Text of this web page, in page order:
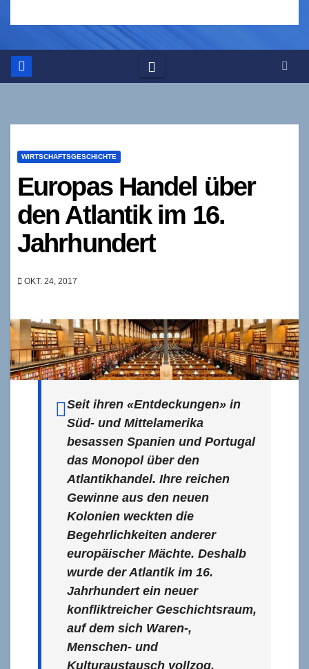
WIRTSCHAFTSGESCHICHTE
Europas Handel über
den Atlantik im 16.
Jahrhundert
OKT. 24, 2017
Seit ihren «Entdeckungen» in
Süd- und Mittelamerika
besassen Spanien und Portugal
das Monopol über den
Atlantikhandel. Ihre reichen
Gewinne aus den neuen
Kolonien weckten die
Begehrlichkeiten anderer
europäischer Mächte. Deshalb
wurde der Atlantik im 16.
Jahrhundert ein neuer
konfliktreicher Geschichtsraum,
auf dem sich Waren-,
Menschen- und
Kulturaustausch vollzog,